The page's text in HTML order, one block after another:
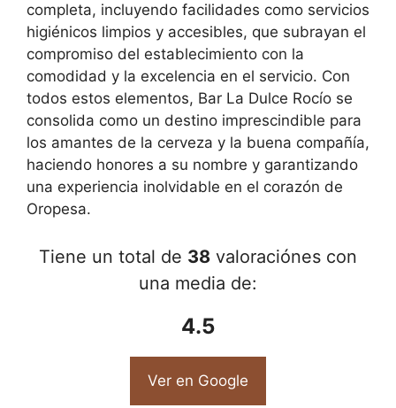
completa, incluyendo facilidades como servicios
higiénicos limpios y accesibles, que subrayan el
compromiso del establecimiento con la
comodidad y la excelencia en el servicio. Con
todos estos elementos, Bar La Dulce Rocío se
consolida como un destino imprescindible para
los amantes de la cerveza y la buena compañía,
haciendo honores a su nombre y garantizando
una experiencia inolvidable en el corazón de
Oropesa.
Tiene un total de 38 valoraciónes con
una media de:
4.5
Ver en Google